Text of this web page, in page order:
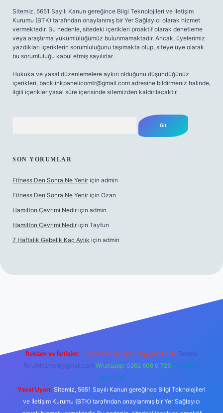
Sitemiz, 5651 Sayılı Kanun gereğince Bilgi Teknolojileri ve İletişim
Kurumu (BTK) tarafından onaylanmış bir Yer Sağlayıcı olarak hizmet
vermektedir. Bu nedenle, sitedeki içerikleri proaktif olarak denetleme
veya araştırma yükümlülüğümüz bulunmamaktadır. Ancak, üyelerimiz
yazdıkları içeriklerin sorumluluğunu taşımakta olup, siteye üye olarak
bu sorumluluğu kabul etmiş sayılırlar.
Hukuka ve yasal düzenlemelere aykırı olduğunu düşündüğünüz
içerikleri, backlinkpanelicomtr@gmail.com adresine bildirmeniz halinde,
ilgili içerikler yasal süre içerisinde sitemizden kaldırılacaktır.
SON YORUMLAR
Fitness Den Sonra Ne Yenir için admin
Fitness Den Sonra Ne Yenir için Ozan
Hamilton Çevrimi Nedir için admin
Hamilton Çevrimi Nedir için Tayfun
7 Haftalık Gebelik Kaç Aylık için admin
Reklam ve İletişim: E-mail: backlinkpaneli@gmail.com Teams:
forumhizmeti@gmail.com Whatsapp: 0262 606 0 726 Telegram:
@karabul
Yasal Uyarı: Sitemiz, 5651 Sayılı Kanun gereğince Bilgi Teknolojileri
ve İletişim Kurumu (BTK) tarafından onaylanmış bir Yer Sağlayıcı